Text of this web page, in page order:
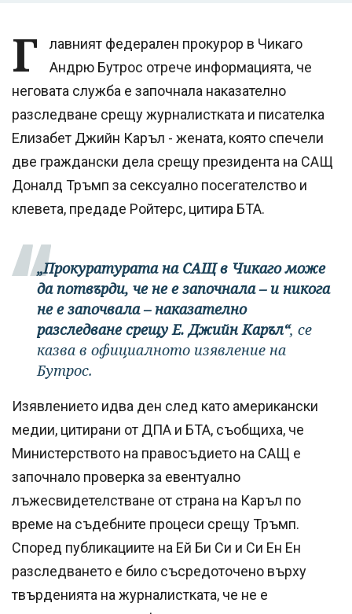
Г
лавният федерален прокурор в Чикаго
Андрю Бутрос отрече информацията, че
неговата служба е започнала наказателно
разследване срещу журналистката и писателка
Елизабет Джийн Каръл - жената, която спечели
две граждански дела срещу президента на САЩ
Доналд Тръмп за сексуално посегателство и
клевета, предаде Ройтерс, цитира БТА.
„Прокуратурата на САЩ в Чикаго може
да потвърди, че не е започнала – и никога
не е започвала – наказателно
разследване срещу Е. Джийн Каръл“, се
казва в официалното изявление на
Бутрос.
Изявлението идва ден след като американски
медии, цитирани от ДПА и БТА, съобщиха, че
Министерството на правосъдието на САЩ е
започнало проверка за евентуално
лъжесвидетелстване от страна на Каръл по
време на съдебните процеси срещу Тръмп.
Според публикациите на Ей Би Си и Си Ен Ен
разследването е било съсредоточено върху
твърденията на журналистката, че не е